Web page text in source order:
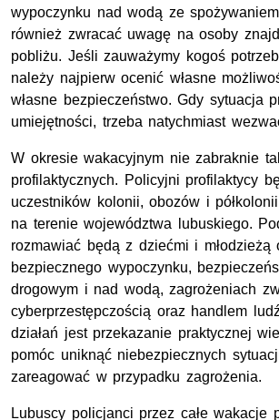
wypoczynku nad wodą ze
również zwracać uwagę na osoby
pobliżu. Jeśli zauważymy kogoś
należy najpierw ocenić własne
własne bezpieczeństwo. Gdy sytuacja
umiejętności, trzeba natychmiast
W okresie wakacyjnym nie zabraknie
profilaktycznych. Policyjni profilaktycy
uczestników kolonii, obozów i
na terenie województwa lubuskiego.
rozmawiać będą z dziećmi i młodzieżą
bezpiecznego wypoczynku,
drogowym i nad wodą, zagrożeniach
cyberprzestępczością oraz handlem
działań jest przekazanie praktycznej
pomóc uniknąć niebezpiecznych
zareagować w przypadku zagrożenia.
Lubuscy policjanci przez całe wakacje